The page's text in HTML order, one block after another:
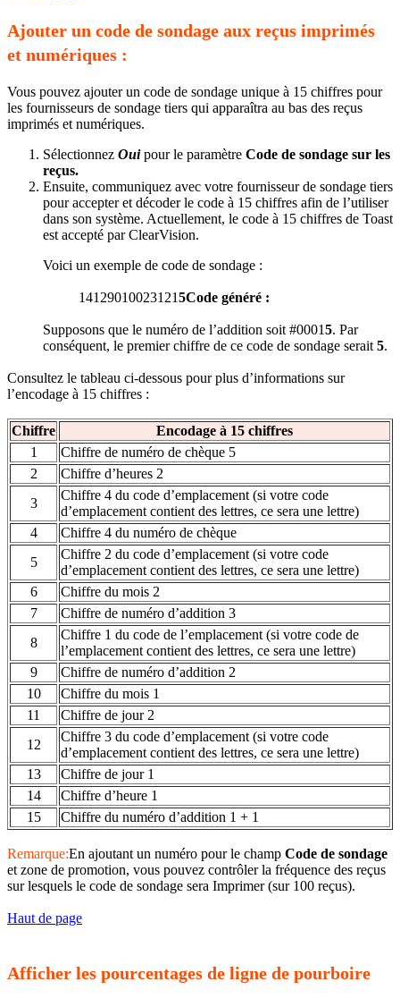
Ajouter un code de sondage aux reçus imprimés
et numériques :
Vous pouvez ajouter un code de sondage unique à 15 chiffres pour
les fournisseurs de sondage tiers qui apparaîtra au bas des reçus
imprimés et numériques.
Sélectionnez Ouipour le paramètre Code de sondage sur les
reçus.
Ensuite, communiquez avec votre fournisseur de sondage tiers
pour accepter et décoder le code à 15 chiffres afin de l’utiliser
dans son système. Actuellement, le code à 15 chiffres de Toast
est accepté par ClearVision.
Voici un exemple de code de sondage :
141290100231215Code généré :
Supposons que le numéro de l’addition soit #00015. Par
conséquent, le premier chiffre de ce code de sondage serait 5.
Consultez le tableau ci-dessous pour plus d’informations sur
l’encodage à 15 chiffres :
Chiffre
Encodage à 15 chiffres
1
Chiffre de numéro de chèque 5
2
Chiffre d’heures 2
3
Chiffre 4 du code d’emplacement (si votre code
d’emplacement contient des lettres, ce sera une lettre)
4
Chiffre 4 du numéro de chèque
5
Chiffre 2 du code d’emplacement (si votre code
d’emplacement contient des lettres, ce sera une lettre)
6
Chiffre du mois 2
7
Chiffre de numéro d’addition 3
8
Chiffre 1 du code de l’emplacement (si votre code de
l’emplacement contient des lettres, ce sera une lettre)
9
Chiffre de numéro d’addition 2
10
Chiffre du mois 1
11
Chiffre de jour 2
12
Chiffre 3 du code d’emplacement (si votre code
d’emplacement contient des lettres, ce sera une lettre)
13
Chiffre de jour 1
14
Chiffre d’heure 1
15
Chiffre du numéro d’addition 1 + 1
Remarque:En ajoutant un numéro pour le champ Code de sondage
et zone de promotion, vous pouvez contrôler la fréquence des reçus
sur lesquels le code de sondage sera Imprimer (sur 100 reçus).
Haut de page
Afficher les pourcentages de ligne de pourboire